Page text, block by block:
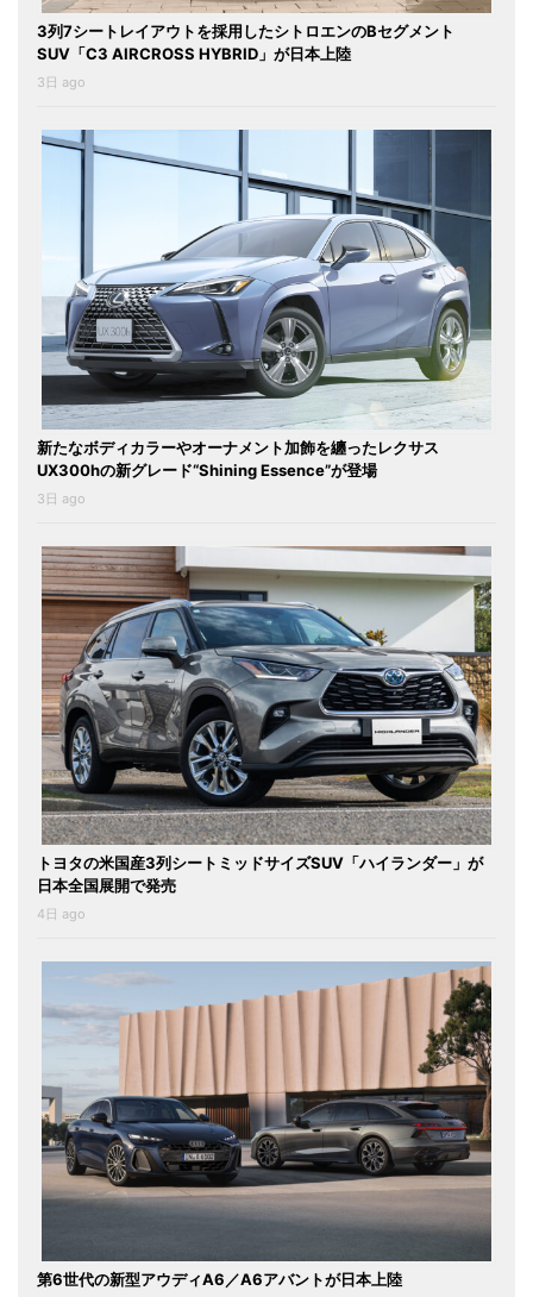
3列7シートレイアウトを採用したシトロエンのBセグメント
SUV「C3 AIRCROSS HYBRID」が日本上陸
3日 ago
新たなボディカラーやオーナメント加飾を纏ったレクサス
UX300hの新グレード“Shining Essence”が登場
3日 ago
トヨタの米国産3列シートミッドサイズSUV「ハイランダー」が
日本全国展開で発売
4日 ago
第6世代の新型アウディA6／A6アバントが日本上陸